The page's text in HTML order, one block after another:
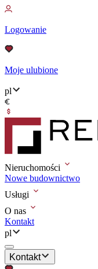
Logowanie
Moje ulubione
pl
Nieruchomości
Nowe budownictwo
Usługi
O nas
Kontakt
pl
Kontakt